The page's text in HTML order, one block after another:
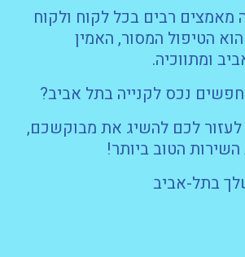
מאמצים רבים בכל לקוח ולקוח
הטיפול המסור, האמין
ומתווכיה.
נכס לקנייה בתל אביב?
לעזור לכם להשיג את מבוקשכם,
הטוב ביותר!
בתל-אביב